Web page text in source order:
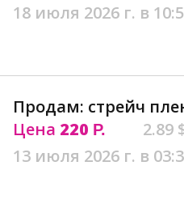
18 июля 2026 г. в
Продам: стрейч
Цена 220 Р.
2.89
13 июля 2026 г. в